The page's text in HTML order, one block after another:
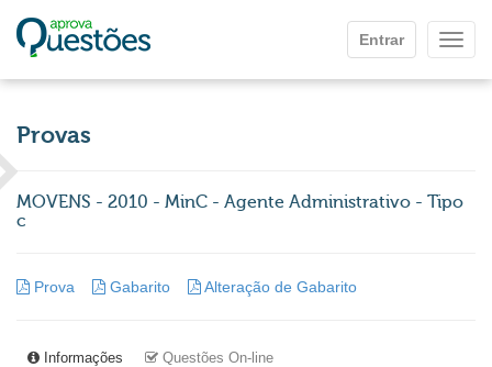
Entrar
Provas
MOVENS - 2010 - MinC - Agente Administrativo - Tipo
c
Prova Gabarito Alteração de Gabarito
Informações Questões On-line